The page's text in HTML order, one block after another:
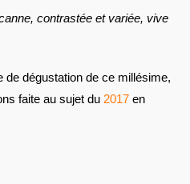
contrastée et variée, vive
de dégustation de ce millésime,
faite au sujet du 2017en